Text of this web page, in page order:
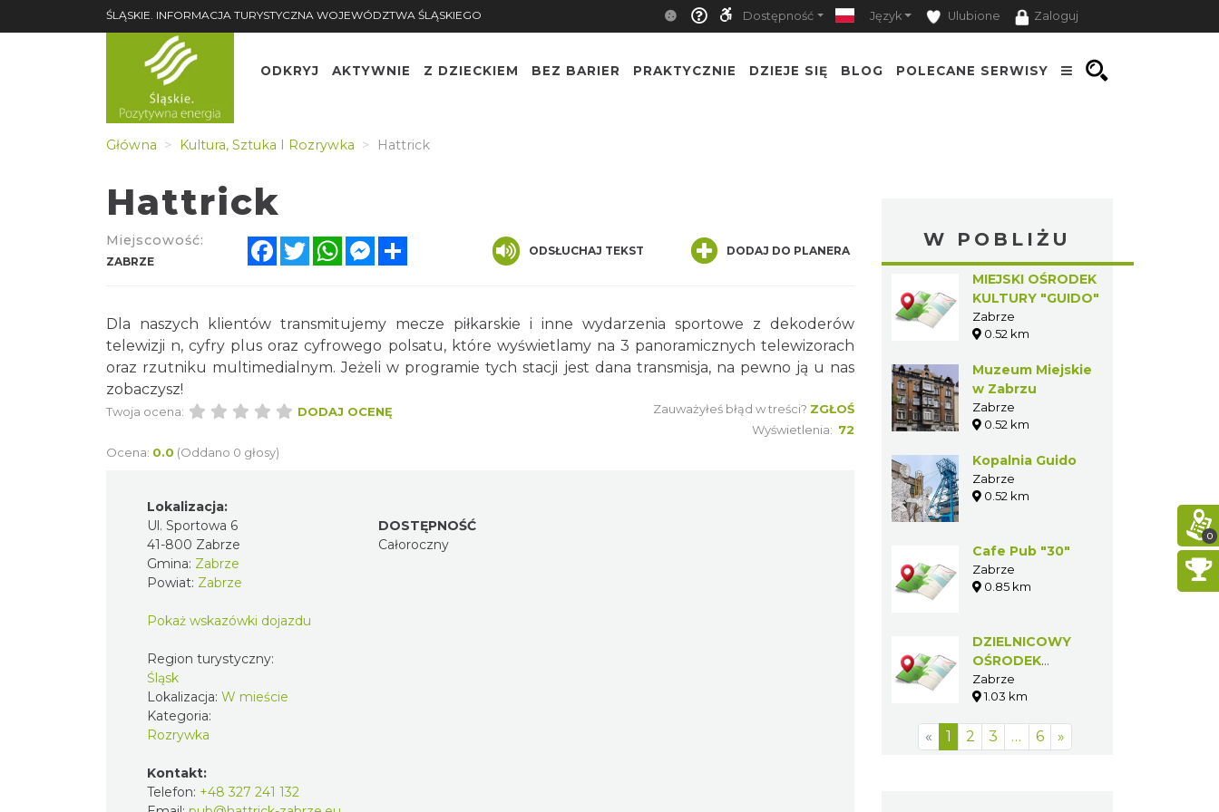
ŚLĄSKIE. INFORMACJA TURYSTYCZNA WOJEWÓDZTWA ŚLĄSKIEGO Dostępność Język Ulubione Zaloguj
ODKRYJ AKTYWNIE Z DZIECKIEM BEZ BARIER PRAKTYCZNIE DZIEJE SIĘ BLOG POLECANE SERWISY
Główna Kultura, Sztuka I Rozrywka Hattrick
Hattrick
Miejscowość:
ZABRZE
FacebookTwitterWhatsAppMessenger ODSŁUCHAJ TEKST DODAJ DO PLANERA
Dla naszych klientów transmitujemy mecze piłkarskie i inne wydarzenia sportowe z dekoderów
telewizji n, cyfry plus oraz cyfrowego polsatu, które wyświetlamy na 3 panoramicznych telewizorach
oraz rzutniku multimedialnym. Jeżeli w programie tych stacji jest dana transmisja, na pewno ją u nas
zobaczysz!
Twoja ocena: DODAJ OCENĘ
Ocena: 0.0 (Oddano 0 głosy)
Zauważyłeś błąd w treści? ZGŁOŚ
Wyświetlenia: 72
Lokalizacja:
Ul. Sportowa 6
41-800 Zabrze
Gmina: Zabrze
Powiat: Zabrze
Pokaż wskazówki dojazdu
Region turystyczny:
Śląsk
Lokalizacja: W mieście
Kategoria:
Rozrywka
Kontakt:
Telefon: +48 327 241 132
DOSTĘPNOŚĆ
Całoroczny
W POBLIŻU
MIEJSKI OŚRODEK
KULTURY "GUIDO"
Zabrze
0.52 km
Muzeum Miejskie
w Zabrzu
Zabrze
0.52 km
Kopalnia Guido
Zabrze
0.52 km
Cafe Pub "30"
Zabrze
0.85 km
DZIELNICOWY
OŚRODEK
KULTURY W
KOŃCZYCACH
Zabrze
1.03 km
« 1 2 3 … 6 »
0